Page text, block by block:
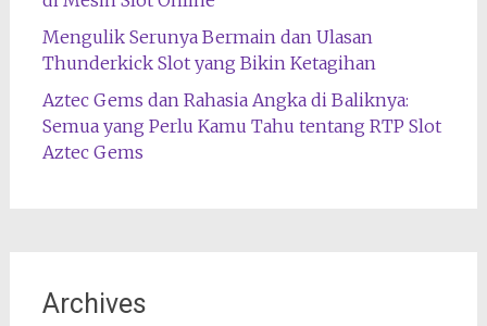
Mengulik Serunya Bermain dan Ulasan
Thunderkick Slot yang Bikin Ketagihan
Aztec Gems dan Rahasia Angka di Baliknya:
Semua yang Perlu Kamu Tahu tentang RTP Slot
Aztec Gems
Archives